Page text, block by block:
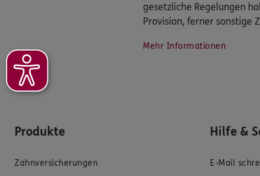
gesetzliche Regelungen
Provision, ferner sonstige
Mehr Informationen
Produkte
Zahnversicherungen
Hilfe &
E-Mail